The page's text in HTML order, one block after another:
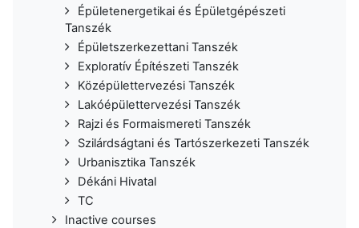
Épületenergetikai és Épületgépészeti
Tanszék
Épületszerkezettani Tanszék
Exploratív Építészeti Tanszék
Középülettervezési Tanszék
Lakóépülettervezési Tanszék
Rajzi és Formaismereti Tanszék
Szilárdságtani és Tartószerkezeti Tanszék
Urbanisztika Tanszék
Dékáni Hivatal
TC
Inactive courses